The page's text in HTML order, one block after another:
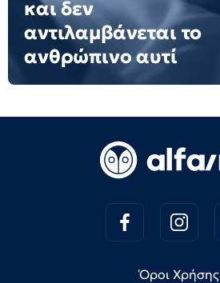
και δεν
αντιλαμβάνεται το
ανθρώπινο αυτί
Όροι Χρήσης